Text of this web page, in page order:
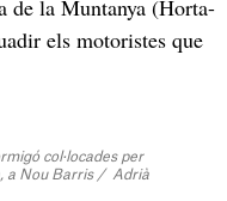
de la Muntanya (Horta-
els motoristes que
col·locades per
a Nou Barris / Adrià